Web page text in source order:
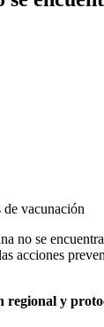
de vacunación
no se
acciones
y